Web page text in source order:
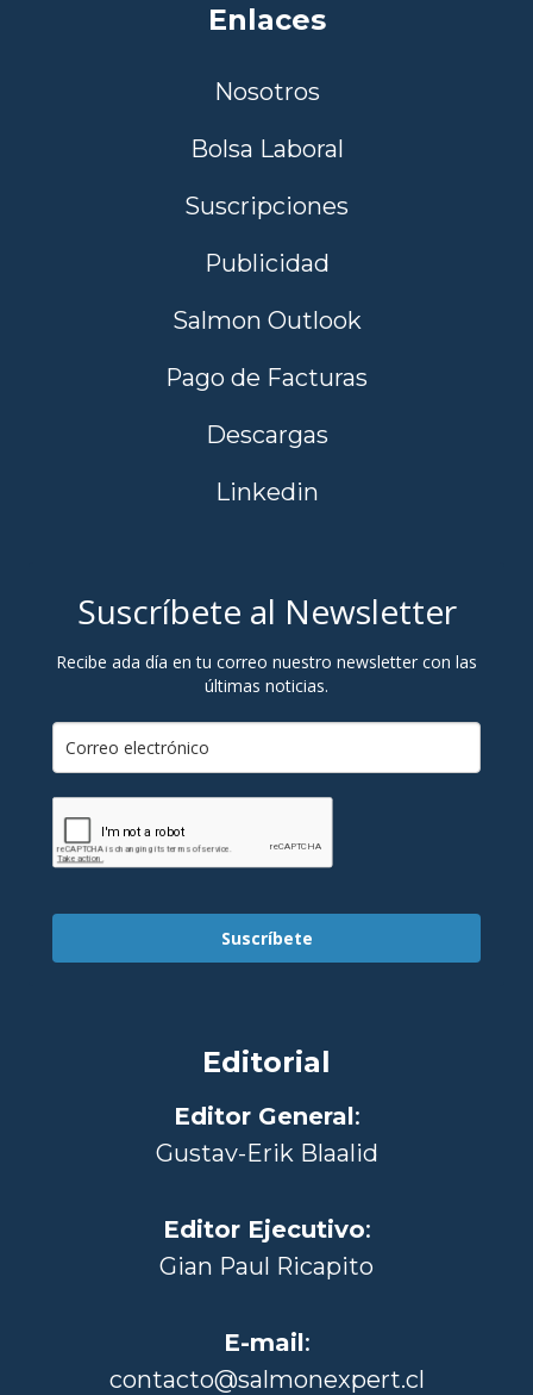
Enlaces
Nosotros
Bolsa Laboral
Suscripciones
Publicidad
Salmon Outlook
Pago de Facturas
Descargas
Linkedin
Suscríbete al Newsletter
Recibe ada día en tu correo nuestro newsletter con las
últimas noticias.
Suscríbete
Editorial
Editor General:
Gustav-Erik Blaalid
Editor Ejecutivo:
Gian Paul Ricapito
E-mail:
contacto@salmonexpert.cl